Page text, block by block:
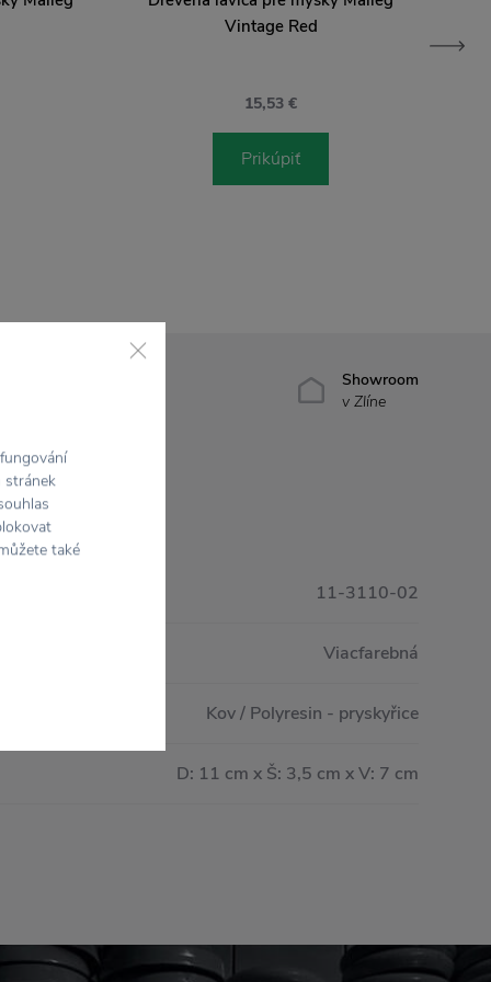
Showroom
v Zlíne
11-3110-02
Viacfarebná
Kov / Polyresin - pryskyřice
D: 11 cm x Š: 3,5 cm x V: 7 cm
Vintage Red
15,53 €
Prikúpiť
stránek
také